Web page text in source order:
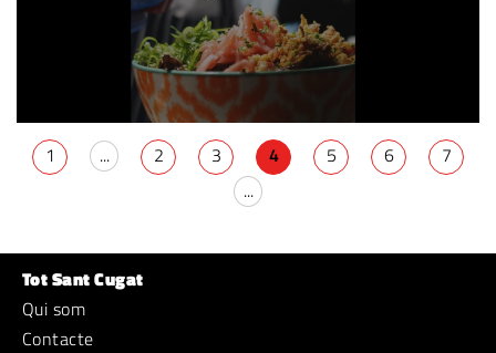
1 ... 2 3 4 5 6
7
...
Tot Sant Cugat
Qui som
Contacte